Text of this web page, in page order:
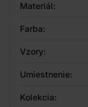
Materiál:
Farba:
Vzory:
Umiestnenie:
Kolekcia: